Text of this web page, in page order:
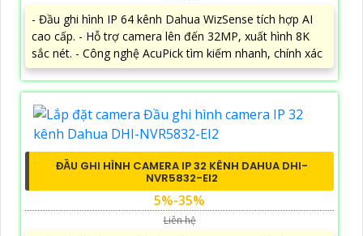
- Đầu ghi hình IP 64 kênh Dahua WizSense tích hợp AI
cao cấp. - Hỗ trợ camera lên đến 32MP, xuất hình 8K
sắc nét. - Công nghệ AcuPick tìm kiếm nhanh, chính xác
ĐẦU GHI HÌNH CAMERA IP 32 KÊNH DAHUA DHI-
NVR5832-EI2
5%-35%
Liên hệ